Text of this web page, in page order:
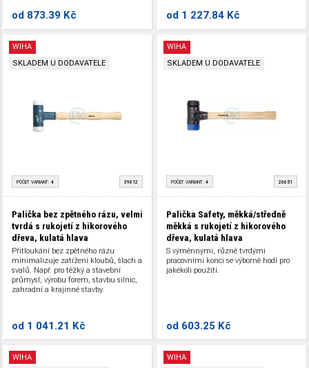
od 873.39 Kč od 1 227.84 Kč
WIHA
SKLADEM U DODAVATELE
POČET VARIANT: 4 39012
Palička bez zpětného rázu, velmi
tvrdá s rukojetí z hikorového
dřeva, kulatá hlava
Přitloukání bez zpětného rázu
minimalizuje zatížení kloubů, šlach a
svalů. Např. pro těžký a stavební
průmysl, výrobu forem, stavbu silnic,
zahradní a krajinné stavby.
od 1 041.21 Kč
WIHA
SKLADEM U DODAVATELE
POČET VARIANT: 4 26651
Palička Safety, měkká/středně
měkká s rukojetí z hikorového
dřeva, kulatá hlava
S výměnnými, různě tvrdými
pracovními konci se výborně hodí pro
jakékoli použití.
od 603.25 Kč
WIHA
WIHA